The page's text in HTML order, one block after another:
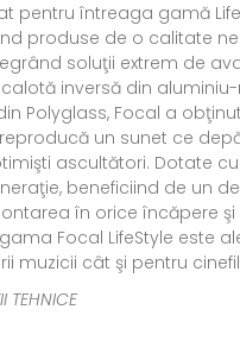
pentru întreaga gamă
produse de o calitate
soluţii extrem de
inversă din
Polyglass, Focal a
un sunet ce
ascultători. Dotate
beneficiind de un
în orice încăpere şi
Focal LifeStyle este
muzicii cât şi pentru
TEHNICE